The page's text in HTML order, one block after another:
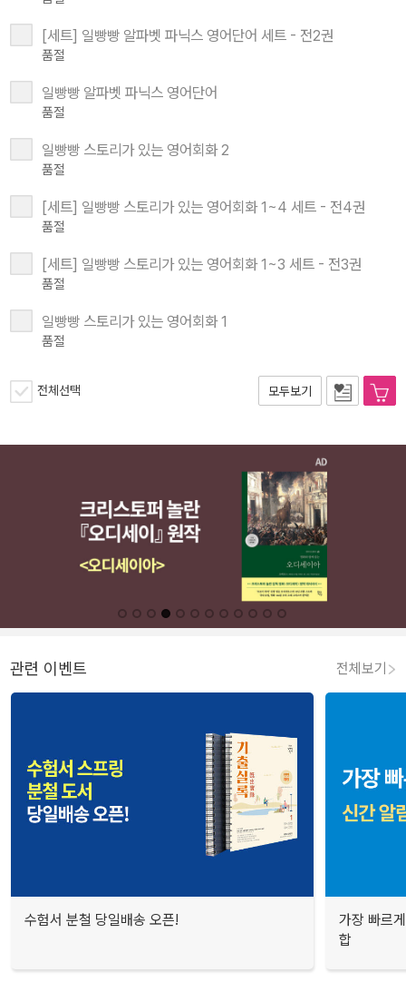
[세트] 일빵빵 알파벳 파닉스 영어단어 세트 - 전2권
품절
일빵빵 알파벳 파닉스 영어단어
품절
일빵빵 스토리가 있는 영어회화 2
품절
[세트] 일빵빵 스토리가 있는 영어회화 1~4 세트 - 전4권
품절
[세트] 일빵빵 스토리가 있는 영어회화 1~3 세트 - 전3권
품절
일빵빵 스토리가 있는 영어회화 1
품절
전체선택 모두보기
관련 이벤트 전체보기
수험서 분철 당일배송 오픈!
가장 빠르
합